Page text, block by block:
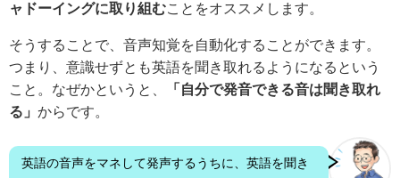
ャドーイングに取り組む ことをオススメします。
そうすることで、音声知覚を自動化することができます。
つまり、意識せずとも英語を聞き取れるようになるという
こと。なぜかというと、
「自分で発音できる音は聞き取れ
る」 からです。
英語の音声をマネして発声するうちに、英語を聞き